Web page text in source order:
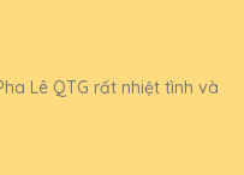
Lê QTG rất nhiệt tình và